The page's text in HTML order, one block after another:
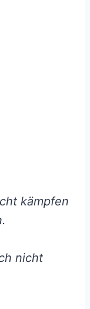
kämpfen
nicht